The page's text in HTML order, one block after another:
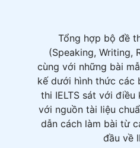
Tổng hợp bộ đề
(Speaking, Writing,
cùng với những bài
kế dưới hình thức các
thi IELTS sát với
với nguồn tài liệu
dẫn cách làm bài từ
đầu về